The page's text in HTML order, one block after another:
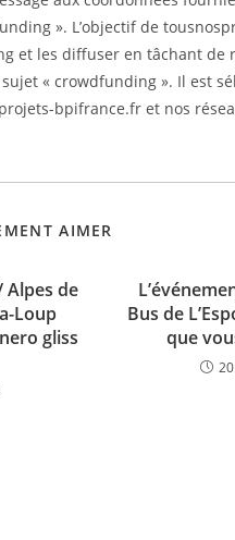
». L’objectif de
et les diffuser en tâchant
« crowdfunding ». Il est
bpifrance.fr et nos
AIMER
Alpes de
Loup
gliss
Bus de
que